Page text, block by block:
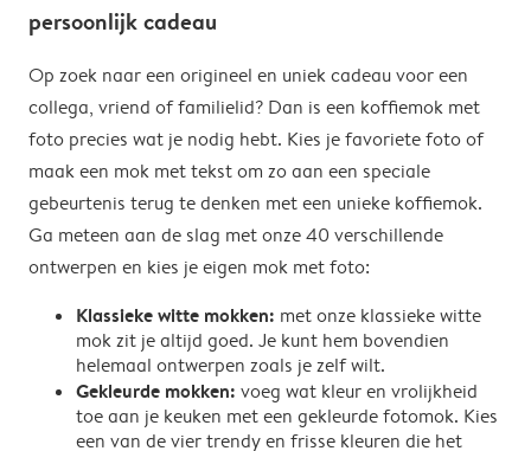
persoonlijk cadeau
Op zoek naar een origineel en uniek cadeau voor een
collega, vriend of familielid? Dan is een koffiemok met
foto precies wat je nodig hebt. Kies je favoriete foto of
maak een mok met tekst om zo aan een speciale
gebeurtenis terug te denken met een unieke koffiemok.
Ga meteen aan de slag met onze 40 verschillende
ontwerpen en kies je eigen mok met foto:
Klassieke witte mokken: met onze klassieke witte
mok zit je altijd goed. Je kunt hem bovendien
helemaal ontwerpen zoals je zelf wilt.
Gekleurde mokken: voeg wat kleur en vrolijkheid
toe aan je keuken met een gekleurde fotomok. Kies
een van de vier trendy en frisse kleuren die het